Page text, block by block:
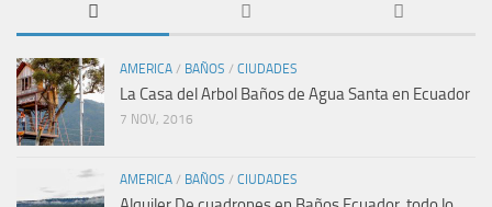
AMERICA / BAÑOS / CIUDADES
La Casa del Arbol Baños de Agua Santa en Ecuador
7 NOV, 2016
AMERICA / BAÑOS / CIUDADES